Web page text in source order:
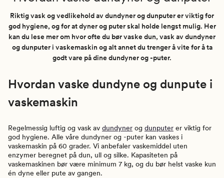
Riktig vask og vedlikehold av dundyner og dunputer er viktig for
god hygiene, og for at dyner og puter skal holde lengst mulig. Her
kan du lese mer om hvor ofte du bør vaske dun, vask av dundyner
og dunputer i vaskemaskin og alt annet du trenger å vite for å ta
godt vare på dine dundyner og -puter.
Hvordan vaske dundyne og dunpute i
vaskemaskin
Regelmessig luftig og vask av dundyner og dunputer er viktig for
god hygiene. Alle våre dundyner og -puter kan vaskes i
vaskemaskin på 60 grader. Vi anbefaler vaskemiddel uten
enzymer beregnet på dun, ull og silke. Kapasiteten på
vaskemaskinen bør være minimum 7 kg, og du bør helst vaske kun
én dyne eller pute av gangen.